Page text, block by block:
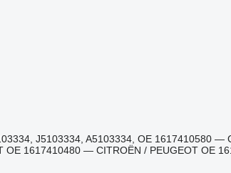
J5103334, A5103334, OE 1617410580 —
1617410480 — CITROËN / PEUGEOT OE